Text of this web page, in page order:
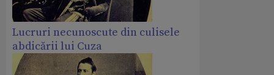
Lucruri necunoscute din culisele
abdicării lui Cuza